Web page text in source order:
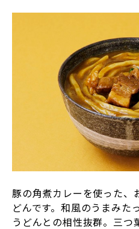
豚の角煮カレーを使った、
どんです。和風のうまみた
うどんとの相性抜群。三つ